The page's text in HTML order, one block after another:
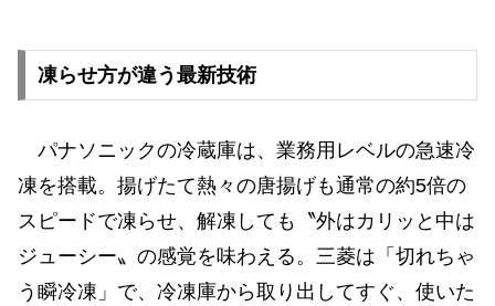
凍らせ方が違う最新技術
パナソニックの冷蔵庫は、業務用レベルの急速冷
凍を搭載。揚げたて熱々の唐揚げも通常の約5倍の
スピードで凍らせ、解凍しても〝外はカリッと中は
ジューシー〟の感覚を味わえる。三菱は「切れちゃ
う瞬冷凍」で、冷凍庫から取り出してすぐ、使いた